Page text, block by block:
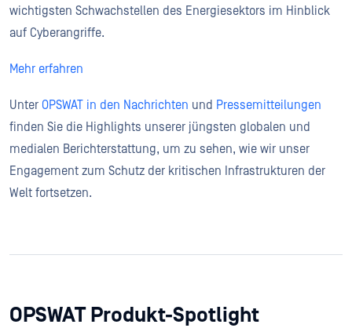
wichtigsten Schwachstellen des Energiesektors im Hinblick
auf Cyberangriffe.
Mehr erfahren
Unter OPSWAT in den Nachrichten und Pressemitteilungen
finden Sie die Highlights unserer jüngsten globalen und
medialen Berichterstattung, um zu sehen, wie wir unser
Engagement zum Schutz der kritischen Infrastrukturen der
Welt fortsetzen.
OPSWAT Produkt-Spotlight